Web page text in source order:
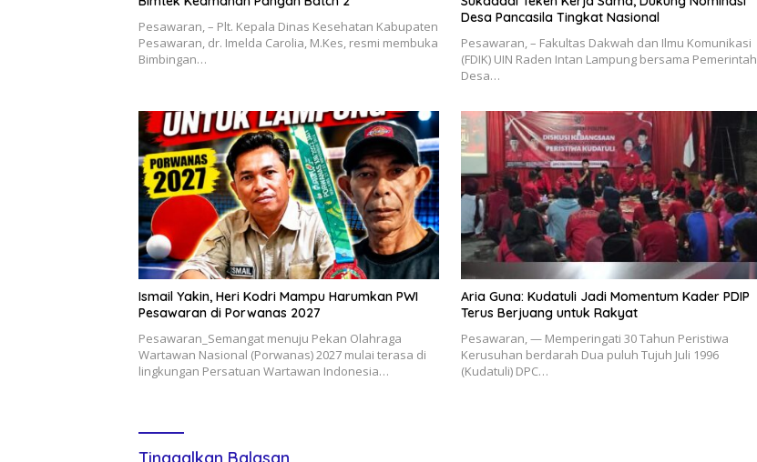
Pesawaran, – Plt. Kepala Dinas Kesehatan Kabupaten
Pesawaran, dr. Imelda Carolia, M.Kes, resmi membuka
Bimbingan…
Desa Pancasila Tingkat Nasional
Pesawaran, – Fakultas Dakwah dan Ilmu Komunikasi
(FDIK) UIN Raden Intan Lampung bersama Pemerintah
Desa…
Ismail Yakin, Heri Kodri Mampu Harumkan PWI
Pesawaran di Porwanas 2027
Pesawaran_Semangat menuju Pekan Olahraga
Wartawan Nasional (Porwanas) 2027 mulai terasa di
lingkungan Persatuan Wartawan Indonesia…
Aria Guna: Kudatuli Jadi Momentum Kader PDIP
Terus Berjuang untuk Rakyat
Pesawaran, — Memperingati 30 Tahun Peristiwa
Kerusuhan berdarah Dua puluh Tujuh Juli 1996
(Kudatuli) DPC…